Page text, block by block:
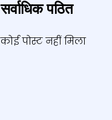
सर्वाधिक पठित
कोई पोस्ट नहीं मिला